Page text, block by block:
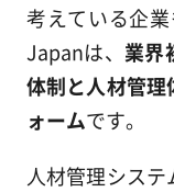
考えている企
Japanは、 業界
体制と人材管
ォームです。
人材管理シス